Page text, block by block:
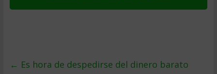
← Es hora de despedirse del dinero barato